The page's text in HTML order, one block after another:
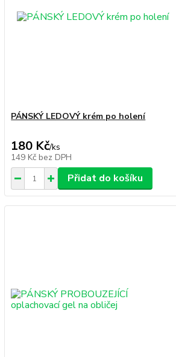
PÁNSKÝ LEDOVÝ krém po holení
180 Kč/ks
149 Kč bez DPH
Přidat do košíku